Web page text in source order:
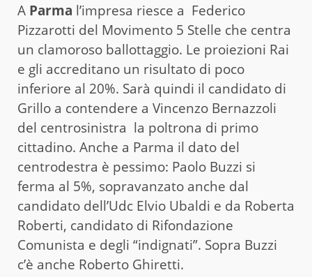
A Parma l’impresa riesce a Federico
Pizzarotti del Movimento 5 Stelle che centra
un clamoroso ballottaggio. Le proiezioni Rai
e gli accreditano un risultato di poco
inferiore al 20%. Sarà quindi il candidato di
Grillo a contendere a Vincenzo Bernazzoli
del centrosinistra la poltrona di primo
cittadino. Anche a Parma il dato del
centrodestra è pessimo: Paolo Buzzi si
ferma al 5%, sopravanzato anche dal
candidato dell’Udc Elvio Ubaldi e da Roberta
Roberti, candidato di Rifondazione
Comunista e degli “indignati”. Sopra Buzzi
c’è anche Roberto Ghiretti.